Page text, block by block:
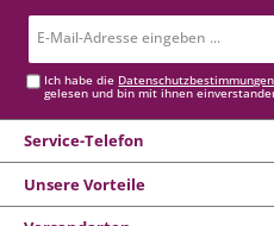
Mail-
Ich habe die Datenschutzbestimmungen
gelesen und bin mit ihnen
Service-Telefon
Unsere Vorteile